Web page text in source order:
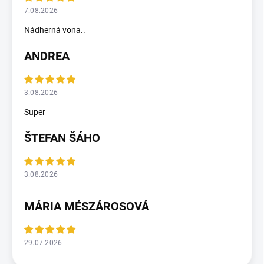
7.08.2026
Nádherná vona..
ANDREA
3.08.2026
Super
ŠTEFAN ŠÁHO
3.08.2026
MÁRIA MÉSZÁROSOVÁ
29.07.2026